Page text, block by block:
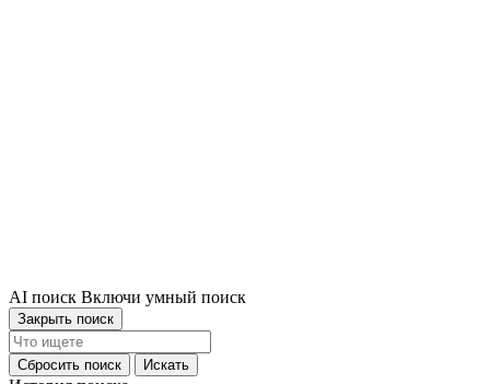
AI поиск Включи умный поиск
Закрыть поиск
Сбросить поиск Искать